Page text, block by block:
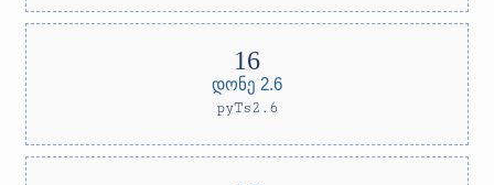
დონე 2.6
pyTs2.6